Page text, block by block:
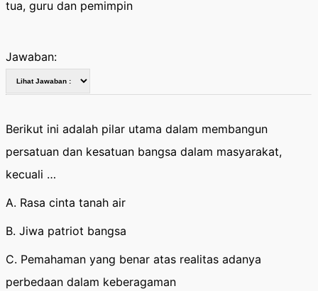
tua, guru dan pemimpin
Jawaban:
Berikut ini adalah pilar utama dalam membangun
persatuan dan kesatuan bangsa dalam masyarakat,
kecuali …
A. Rasa cinta tanah air
B. Jiwa patriot bangsa
C. Pemahaman yang benar atas realitas adanya
perbedaan dalam keberagaman